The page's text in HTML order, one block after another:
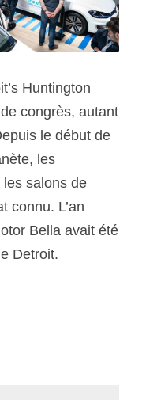
Huntington
congrès, autant
le début de
les
salons de
connu. L’an
Bella avait été
Detroit.